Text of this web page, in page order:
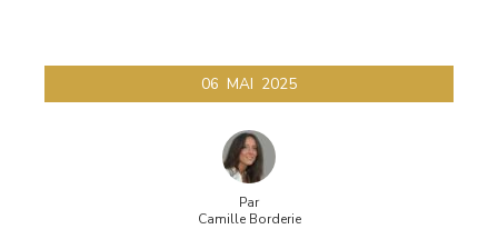
06 MAI 2025
Par
Camille Borderie